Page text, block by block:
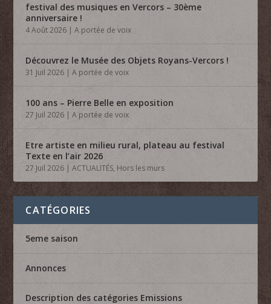
festival des musiques en Vercors – 30ème
anniversaire !
4 Août 2026 |A portée de voix
Découvrez le Musée des Objets Royans-Vercors !
31 Juil 2026 |A portée de voix
100 ans – Pierre Belle en exposition
27 Juil 2026 |A portée de voix
Etre artiste en milieu rural, plateau au festival
Texte en l’air 2026
27 Juil 2026 |ACTUALITÉS, Hors les murs
CATÉGORIES
5eme saison
Annonces
Description des catégories Emissions